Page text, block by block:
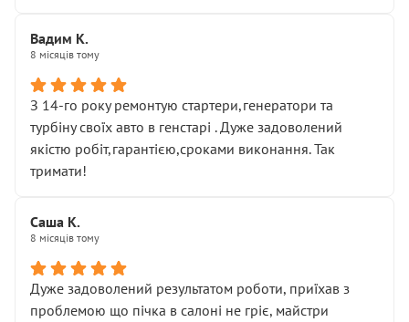
Вадим К.
8 місяців тому
З 14-го року ремонтую стартери,генератори та
турбіну своїх авто в генстарі . Дуже задоволений
якістю робіт,гарантією,сроками виконання. Так
тримати!
Саша К.
8 місяців тому
Дуже задоволений результатом роботи, приїхав з
проблемою що пічка в салоні не гріє, майстри